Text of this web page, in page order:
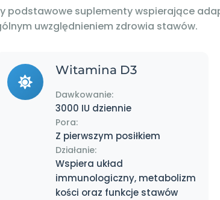
podstawowe suplementy wspierające
uwzględnieniem zdrowia stawów.
Witamina D3
Dawkowanie:
3000 IU dziennie
Pora:
Z pierwszym posiłkiem
Działanie:
Wspiera układ
immunologiczny, metabolizm
kości oraz funkcje stawów